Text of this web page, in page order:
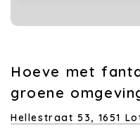
Hoeve met
groene
Hellestraat 53, 1651